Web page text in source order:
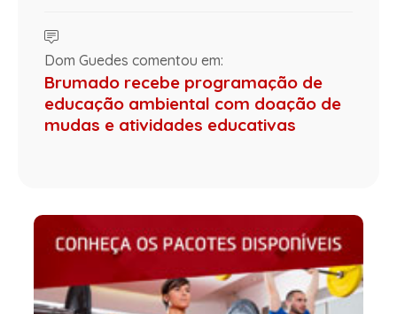
Dom Guedes comentou em:
Brumado recebe programação de
educação ambiental com doação de
mudas e atividades educativas